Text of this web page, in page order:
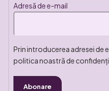
Adresă de e-mail
Prin introducerea adresei de
politica noastră de
Abonare